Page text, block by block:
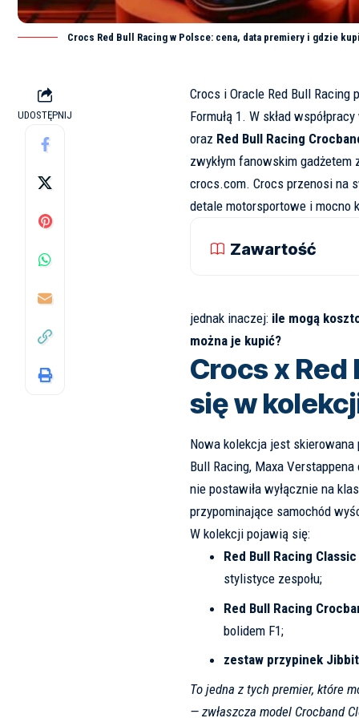
Crocs Red Bull Racing w Polsce: cena, data premiery i gdzie
UDOSTĘPNIJ
Crocs i Oracle Red Bull
Formułą 1. W skład
oraz Red Bull Racing
zwykłym fanowskim
crocs.com. Crocs przenosi na
detale motorsportowe i mocno
Zawartość
jednak inaczej: ile mogą
można je kupić?
Crocs x Red
się w
Nowa kolekcja jest skierowana
Bull Racing, Maxa
nie postawiła wyłącznie na
przypominające samochód
W kolekcji pojawią się:
Red Bull Racing
stylistyce zespołu;
Red Bull Racing
bolidem F1;
zestaw przypinek
To jedna z tych premier, które
— zwłaszcza model Crocband